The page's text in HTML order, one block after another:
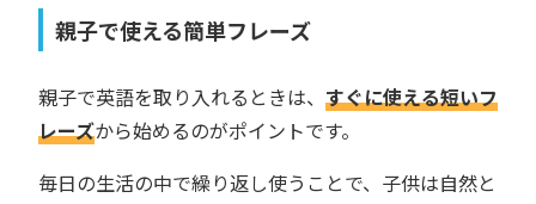
親子で使える簡単フレーズ
親子で英語を取り入れるときは、 すぐに使える短いフ
レーズから始めるのがポイントです。
毎日の生活の中で繰り返し使うことで、子供は自然と